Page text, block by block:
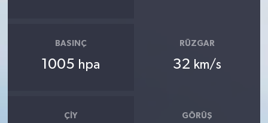
BASINÇ
1005 hpa
RÜZGAR
32 km/s
ÇIY GÖRÜŞ